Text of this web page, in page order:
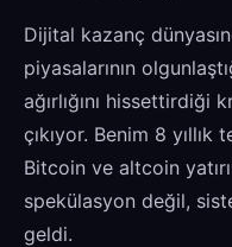
Dijital kazanç
piyasalarının
ağırlığını
çıkıyor. Benim 8
Bitcoin ve altcoin
spekülasyon değil,
geldi.